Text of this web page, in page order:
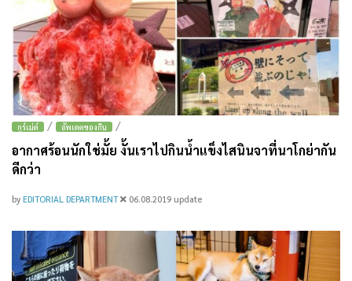
กูร์เม่ต์ / อัพเดตของกิน /
อากาศร้อนนักใช่มั้ย งั้นเราไปกินน้ำแข็งไสนินจาที่นาโกย่ากัน
ดีกว่า
by EDITORIAL DEPARTMENT 06.08.2019 update